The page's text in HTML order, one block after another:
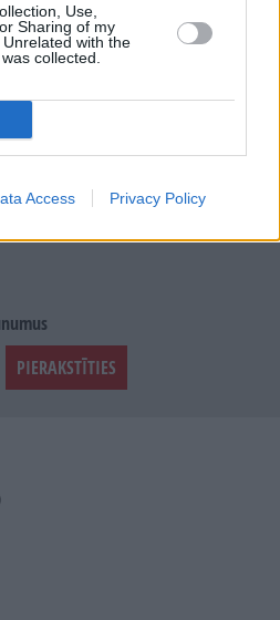
Use,
Sharing of my
with the
collected.
Access Privacy Policy